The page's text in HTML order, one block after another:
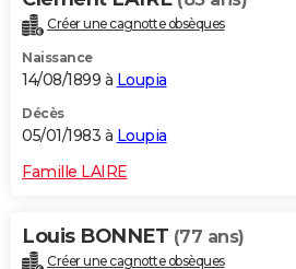
Créer une cagnotte obsèques
Naissance
14/08/1899 à Loupia
Décès
05/01/1983 à Loupia
Famille LAIRE
Louis BONNET (77 ans)
Créer une cagnotte obsèques